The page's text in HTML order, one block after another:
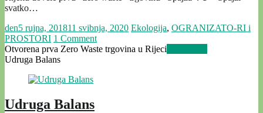
svatko…
den5 rujna, 201811 svibnja, 2020 Ekologija, OGRANIZATO-RI i
PROSTORI 1 Comment
Otvorena prva Zero Waste trgovina u Rijeci
Udruga Balans
Udruga Balans